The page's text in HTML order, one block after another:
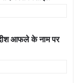
आफले के नाम पर